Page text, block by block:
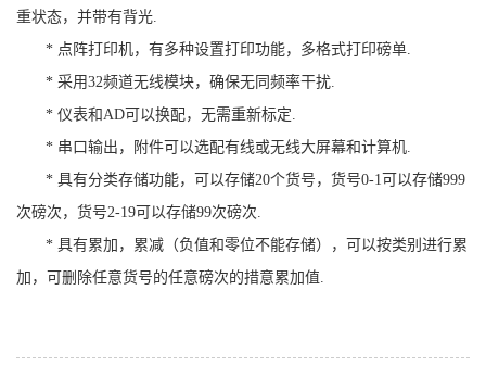
重状态，并带有背光.
* 点阵打印机，有多种设置打印功能，多格式打印磅单.
* 采用32频道无线模块，确保无同频率干扰.
* 仪表和AD可以换配，无需重新标定.
* 串口输出，附件可以选配有线或无线大屏幕和计算机.
* 具有分类存储功能，可以存储20个货号，货号0-1可以存储999
次磅次，货号2-19可以存储99次磅次.
* 具有累加，累减（负值和零位不能存储），可以按类别进行累
加，可删除任意货号的任意磅次的措意累加值.